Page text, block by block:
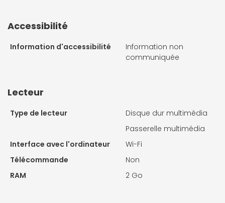
Accessibilité
Information d'accessibilité
Information non
communiquée
Lecteur
Type de lecteur
Disque dur multimédia
Passerelle multimédia
Interface avec l'ordinateur
Wi-Fi
Télécommande
Non
RAM
2 Go